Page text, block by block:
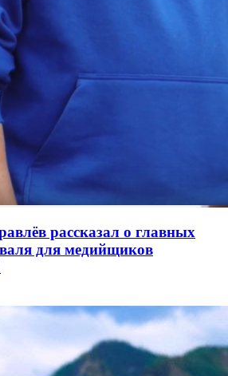
рассказал о главных
для медийщиков